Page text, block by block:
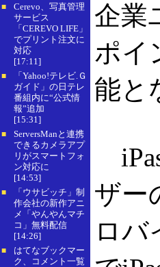
■
Cerevo、写真管理
サービス
「CEREVO LIFE」
でプリント注文に
対応
[17:11]
■
「Yahoo!テレビ.Ｇ
ガイド」の日テレ
番組内に“公式情
報”追加
[15:31]
■
ServersManと連携
できるカメラアプ
リがスマートフォ
ン対応に
[14:53]
■
「ウサビッチ」制
作会社の新作アニ
メ「やんやんマチ
コ」無料配信
[14:26]
■
はてなブックマー
ク、コメント一覧
企業
ポイ
能と
ザー
ロバ